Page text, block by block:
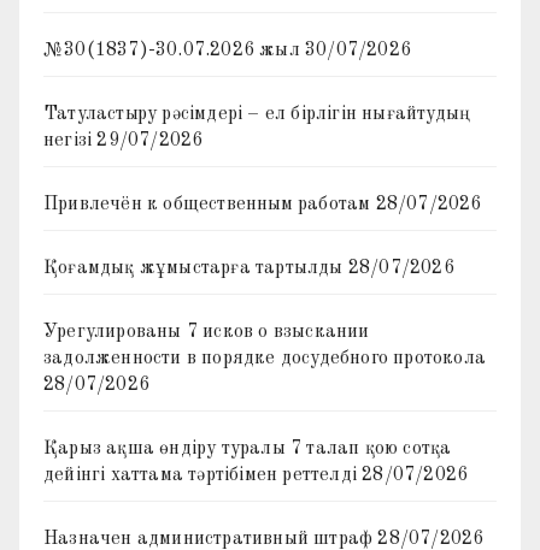
№30(1837)-30.07.2026 жыл 30/07/2026
Татуластыру рәсімдері – ел бірлігін нығайтудың
негізі 29/07/2026
Привлечён к общественным работам 28/07/2026
Қоғамдық жұмыстарға тартылды 28/07/2026
Урегулированы 7 исков о взыскании
задолженности в порядке досудебного протокола
28/07/2026
Қарыз ақша өндіру туралы 7 талап қою сотқа
дейінгі хаттама тәртібімен реттелді 28/07/2026
Назначен административный штраф 28/07/2026